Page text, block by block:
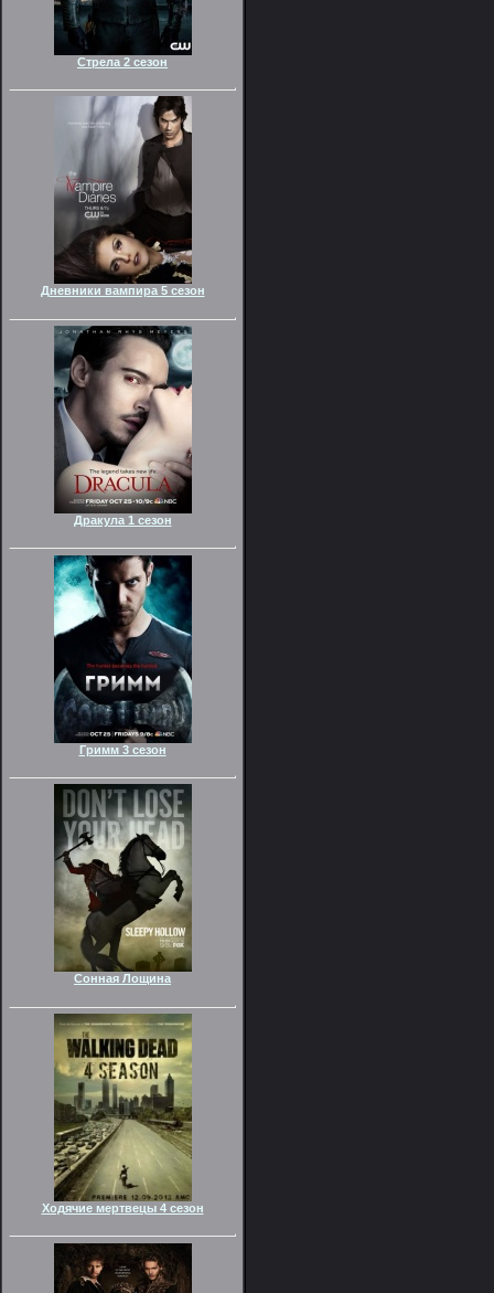
Стрела 2 сезон
Дневники вампира 5 сезон
Дракула 1 сезон
Гримм 3 сезон
Сонная Лощина
Ходячие мертвецы 4 сезон